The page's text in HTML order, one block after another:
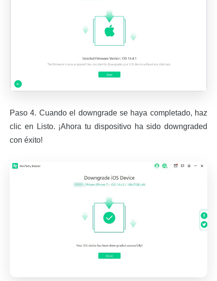
Paso 4. Cuando el downgrade se haya completado, haz
clic en Listo. ¡Ahora tu dispositivo ha sido downgraded
con éxito!